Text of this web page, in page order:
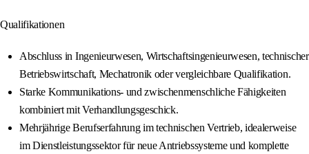
Qualifikationen
Abschluss in Ingenieurwesen, Wirtschaftsingenieurwesen, technischer
Betriebswirtschaft, Mechatronik oder vergleichbare Qualifikation.
Starke Kommunikations- und zwischenmenschliche Fähigkeiten
kombiniert mit Verhandlungsgeschick.
Mehrjährige Berufserfahrung im technischen Vertrieb, idealerweise
im Dienstleistungssektor für neue Antriebssysteme und komplette